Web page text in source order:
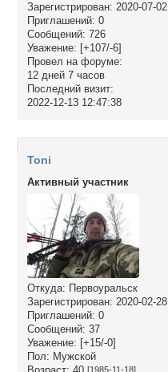
Зарегистрирован: 2020-07-02
Приглашений: 0
Сообщений: 726
Уважение: [+107/-6]
Провел на форуме:
12 дней 7 часов
Последний визит:
2022-12-13 12:47:38
Toni
Активный участник
Откуда: Первоуральск
Зарегистрирован: 2020-02-28
Приглашений: 0
Сообщений: 37
Уважение: [+15/-0]
Пол: Мужской
Возраст: 40 [1985-11-18]